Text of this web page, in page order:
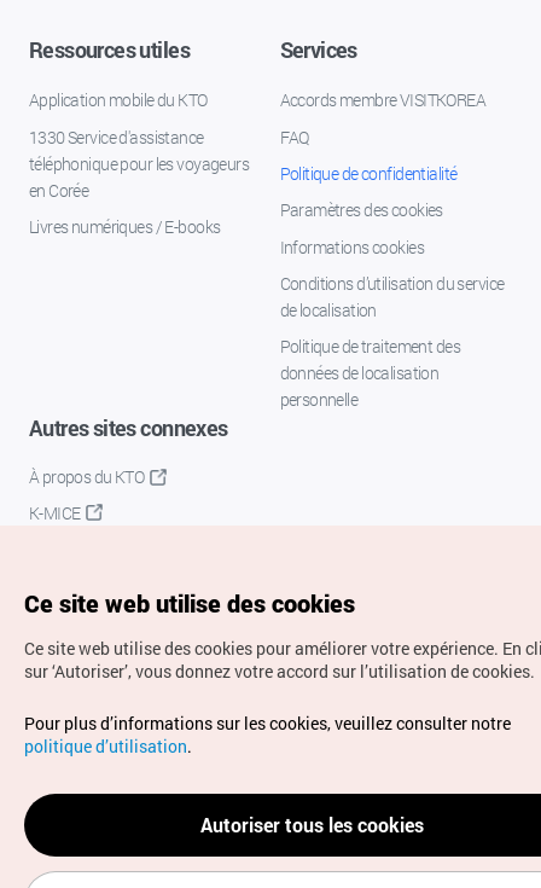
Ressources utiles
Application mobile du KTO
1330 Service d'assistance
téléphonique pour les voyageurs
en Corée
Livres numériques / E-books
Services
Accords membre VISITKOREA
FAQ
Politique de confidentialité
Paramètres des cookies
Informations cookies
Conditions d’utilisation du service
de localisation
Politique de traitement des
données de localisation
personnelle
Autres sites connexes
À propos du KTO
K-MICE
Droits d’auteur (c) Office National du Tourisme en Corée.
Tous droits réservés.
Pour les rapports d'erreurs et demandes de renseignements,
adressez vos demandes à
info.ontc@gmail.com
Ce site web utilise des cookies
Ce site web utilise des cookies pour améliorer votre expérience. En
sur ‘Autoriser’, vous donnez votre accord sur l’utilisation de cookies.
Pour plus d’informations sur les cookies, veuillez consulter notre
politique d’utilisation.
Autoriser tous les cookies